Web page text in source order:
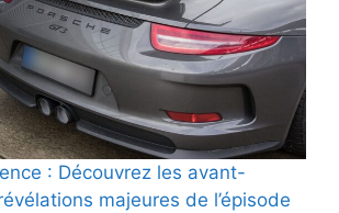
: Découvrez les avant-
majeures de l’épisode